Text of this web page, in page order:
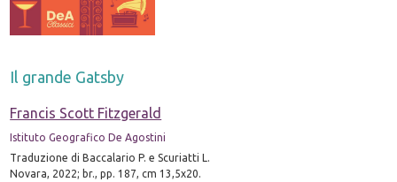
Il grande Gatsby
Francis Scott Fitzgerald
Istituto Geografico De Agostini
Traduzione di Baccalario P. e Scuriatti L.
Novara, 2022; br., pp. 187, cm 13,5x20.